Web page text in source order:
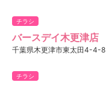
チラシ
バースデイ木更津店
千葉県木更津市東太田4-4-8
チラシ